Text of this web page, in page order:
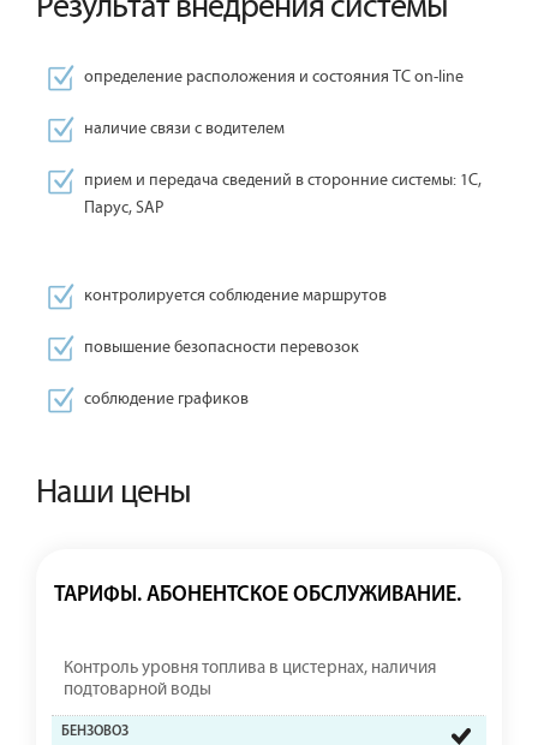
Результат внедрения системы
определение расположения и состояния ТС on-line
наличие cвязи с водителем
прием и передача сведений в сторонние системы: 1C,
Парус, SAP
контролируется соблюдение маршрутов
повышение безопасности перевозок
соблюдение графиков
Наши цены
ТАРИФЫ. АБОНЕНТСКОЕ ОБСЛУЖИВАНИЕ.
Контроль уровня топлива в цистернах, наличия
подтоварной воды